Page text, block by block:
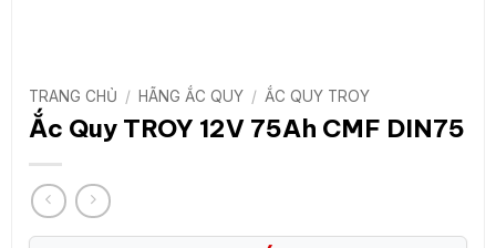
TRANG CHỦ / HÃNG ẮC QUY / ẮC QUY TROY
Ắc Quy TROY 12V 75Ah CMF DIN75